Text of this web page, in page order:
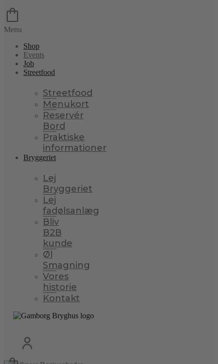
Menu
Shop
Events
Job
Streetfood
Streetfood
Menukort
Reservér
Bord
Praktiske
informationer
Bryggeriet
Lej
Bryggeriet
Lej
fadølsanlæg
Bliv
B2B
kunde
Øl
Smagning
Vores
historie
Kontakt